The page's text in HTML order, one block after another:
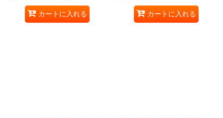
カートに入れる カートに入れる